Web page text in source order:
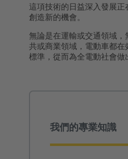
這項技術的日益深入發展正
創造新的機會。
無論是在運輸或交通領域，
共或商業領域，電動車都在
標準，從而為全電動社會做
我們的專業知識